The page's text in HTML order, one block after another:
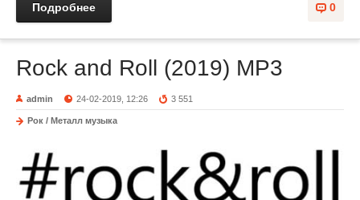
0
Подробнее
Rock and Roll (2019) MP3
admin 24-02-2019, 12:26 3 551
Рок / Металл музыка